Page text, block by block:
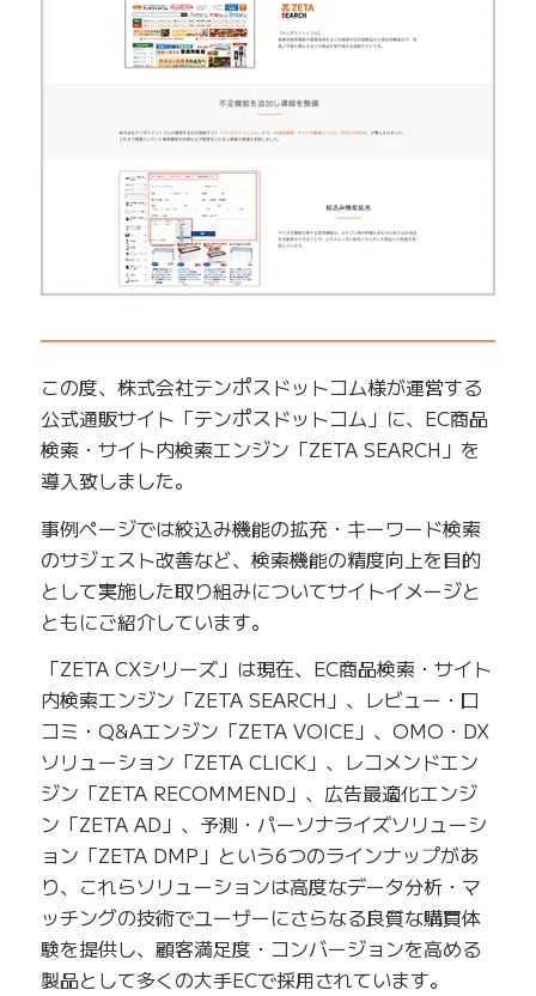
━━━━━━━━━━━━━━━━━━━━━━━━━
この度、株式会社テンポスドットコム様が運営する
公式通販サイト「テンポスドットコム」に、EC商品
検索・サイト内検索エンジン「ZETA SEARCH」を
導入致しました。
事例ページでは絞込み機能の拡充・キーワード検索
のサジェスト改善など、検索機能の精度向上を目的
として実施した取り組みについてサイトイメージと
ともにご紹介しています。
「ZETA CXシリーズ」は現在、EC商品検索・サイト
内検索エンジン「ZETA SEARCH」、レビュー・口
コミ・Q&Aエンジン「ZETA VOICE」、OMO・DX
ソリューション「ZETA CLICK」、レコメンドエン
ジン「ZETA RECOMMEND」、広告最適化エンジ
ン「ZETA AD」、予測・パーソナライズソリューシ
ョン「ZETA DMP」という6つのラインナップがあ
り、これらソリューションは高度なデータ分析・マ
ッチングの技術でユーザーにさらなる良質な購買体
験を提供し、顧客満足度・コンバージョンを高める
製品として多くの大手ECで採用されています。